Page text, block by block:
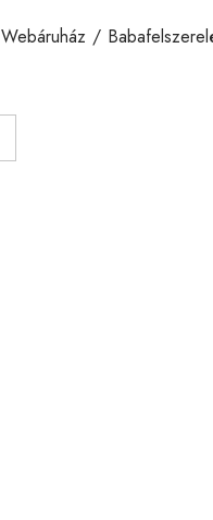
Webáruház